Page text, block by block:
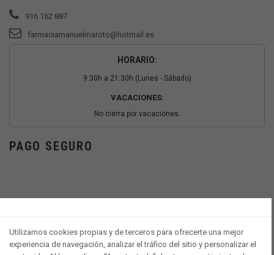
916 162 887
farmaciamanuelmaroto@hotmail.es
HORARIO:
9:30h a 21:30h (Lunes - Sábado)
VACACIONES:
No cierra por vacaciones.
PAGO SEGURO
Utilizamos cookies propias y de terceros para ofrecerte una mejor
experiencia de navegación, analizar el tráfico del sitio y personalizar el